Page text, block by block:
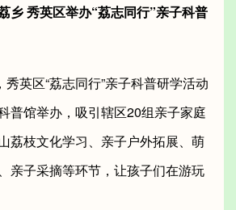
乡秀英区举办“荔志同行”亲子科普
英区“荔志同行”亲子科普研学活动
普馆举办，吸引辖区20组亲子家庭
荔枝文化学习、亲子户外拓展、萌
亲子采摘等环节，让孩子们在游玩